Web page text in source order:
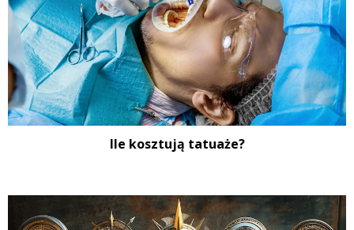
Ile kosztują tatuaże?